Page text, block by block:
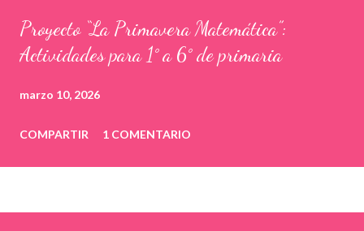
Proyecto “La Primavera Matemática”:
Actividades para 1° a 6° de primaria
marzo 10, 2026
COMPARTIR 1 COMENTARIO